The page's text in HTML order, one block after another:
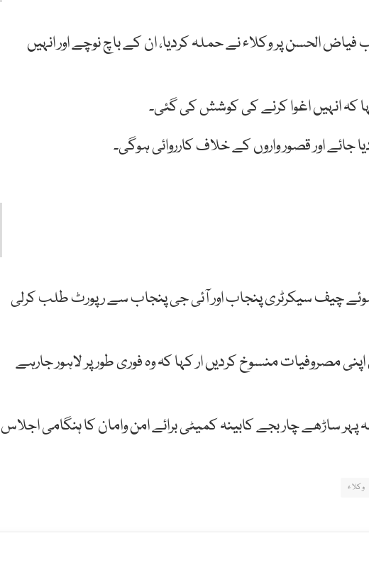
الحسن پر وکلاء نے حملہ کردیا، ان کے باچ نوچے اور انہیں
کہ انہیں اغوا کرنے کی کوشش کی گئی۔
جائے اور قصور واروں کے خلاف کارروائی ہوگی۔
چیف سیکرٹری پنجاب اور آئی جی پنجاب سے رپورٹ طلب کرلی
مصروفیات منسوخ کردیں ار کہا کہ وہ فوری طور پر لاہور جارہے
پہر ساڑھے چار بجے کابینہ کمیٹی برائے امن وامان کا ہنگامی اجلاس
وکلاء